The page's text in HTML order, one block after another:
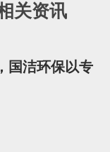
关资讯
国洁环保以专